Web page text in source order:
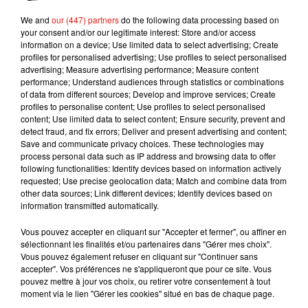
d'armes... ce genre de trucs", avait alors confié l'ex
hooligan au journalThe Scottish Sunen
2017.Dans une interview pourEdinburgh Evening
Newsle 13 avril dernier, Bradley Welsh s'était
remémoré ses années de banditisme et la prison.
Il expliquait que la boxe l'avait sauvé : "Bien sûr
que je regrette ce que j'ai fait. J'ai une fille et un
garçon qui est comme un fils pour moi. Et je vais
faire au mieux pour la société. C'est pour cela que
je fais ce que je fais".Aujourd'hui, nombreuses
sont les personnes qui lui rendent hommage.
Bradley John Welsh, my heart is broken.
Goodbye my amazing and beautiful friend.
Thanks for making me a better person and
helping me to see the world in a kinder and wiser
way. �xapic.twitter.com/3duKqBxvxO
18 avril 2019
We and our (447) partnersdo the following data processing based on
your consent and/or our legitimate interest: Store and/or access
information on a device; Use limited data to select advertising; Create
profiles for personalised advertising; Use profiles to select personalised
advertising; Measure advertising performance; Measure content
performance; Understand audiences through statistics or combinations
of data from different sources; Develop and improve services; Create
profiles to personalise content; Use profiles to select personalised
content; Use limited data to select content; Ensure security, prevent and
detect fraud, and fix errors; Deliver and present advertising and content;
Save and communicate privacy choices. These technologies may
process personal data such as IP address and browsing data to offer
following functionalities: Identify devices based on information actively
requested; Use precise geolocation data; Match and combine data from
other data sources; Link different devices; Identify devices based on
information transmitted automatically.
Vous pouvez accepter en cliquant sur "Accepter et fermer", ou affiner en
sélectionnant les finalités et/ou partenaires dans "Gérer mes choix".
Vous pouvez également refuser en cliquant sur "Continuer sans
accepter". Vos préférences ne s'appliqueront que pour ce site. Vous
pouvez mettre à jour vos choix, ou retirer votre consentement à tout
moment via le lien "Gérer les cookies" situé en bas de chaque page.